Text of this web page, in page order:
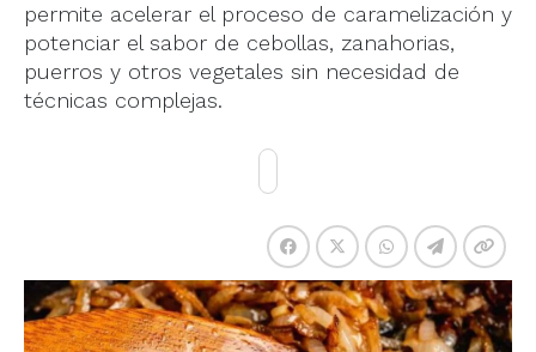
permite acelerar el proceso de caramelización y
potenciar el sabor de cebollas, zanahorias,
puerros y otros vegetales sin necesidad de
técnicas complejas.